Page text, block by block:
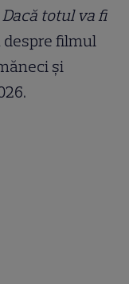
totul va fi
despre filmul
și